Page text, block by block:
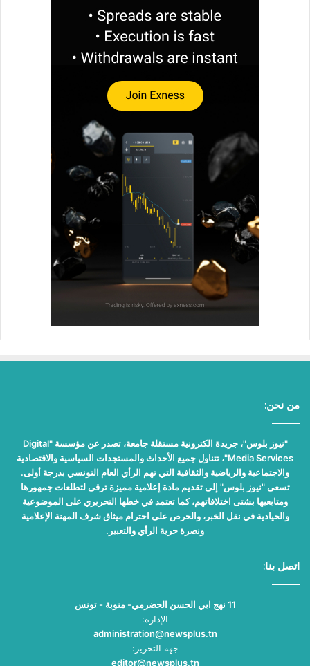
من نحن:
"نيوز بلوس"، جريدة الكترونية مستقلة جامعة، تصدر عن مؤسسة "Digital
Media Services"، تتناول جميع الأحداث والمستجدات السياسية والاقتصادية
والاجتماعية والرياضية والثقافية التي تهم الرأي العام التونسي بدرجة أولى.
تسعى "نيوز بلوس" إلى تقديم مادة إعلامية مميزة ترقى لتطلعات جمهورها
ومتابعيها بشتى اختلافاتهم، كما تعتمد في خطها التحريري على الموضوعية
والحيادية في نقل الخبر، والحرص على احترام ميثاق شرف المهنة الإعلامية
ونصرة حرية الرأي والتعبير.
اتصل بنا:
11 نهج ابي الحسن الحضرمي- منوبة - تونس
الإدارة:
administration@newsplus.tn
جهة التحرير:
editor@newsplus.tn